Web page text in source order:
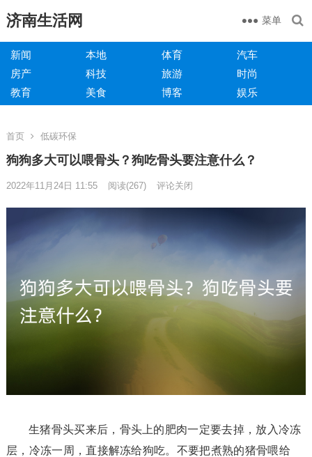
济南生活网 菜单
新闻 本地 体育
汽车
房产
科技 旅游
时尚
教育
美食 博客 娱乐
首页 低碳环保
狗狗多大可以喂骨头？狗吃骨头要注意什么？
2022年11月24日 11:55 阅读(267) 评论关闭
生猪骨头买来后，骨头上的肥肉一定要去掉，放入冷冻
层，冷冻一周，直接解冻给狗吃。不要把煮熟的猪骨喂给